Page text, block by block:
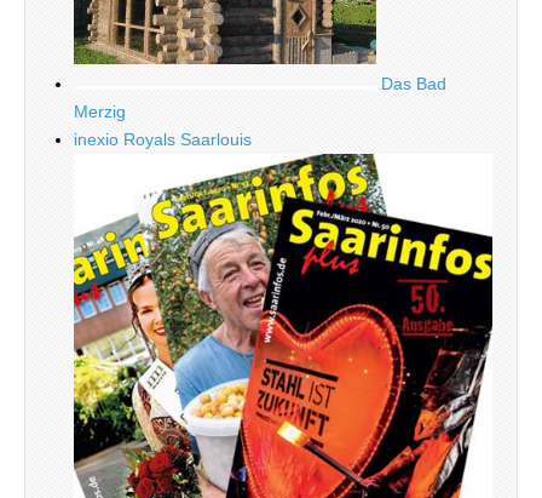
Das Bad
Merzig
inexio Royals Saarlouis